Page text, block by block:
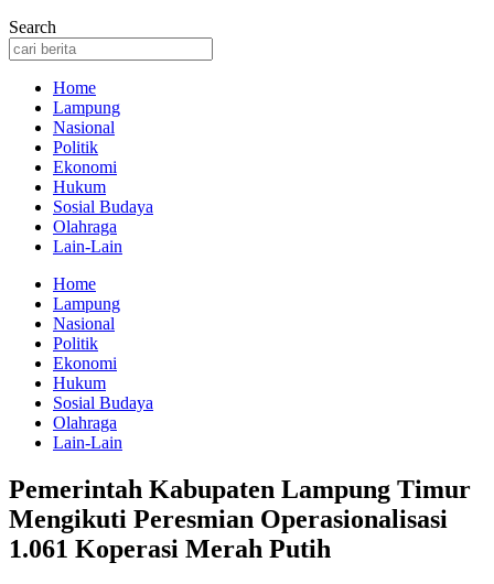
Search
Home
Lampung
Nasional
Politik
Ekonomi
Hukum
Sosial Budaya
Olahraga
Lain-Lain
Home
Lampung
Nasional
Politik
Ekonomi
Hukum
Sosial Budaya
Olahraga
Lain-Lain
Pemerintah Kabupaten Lampung Timur
Mengikuti Peresmian Operasionalisasi
1.061 Koperasi Merah Putih